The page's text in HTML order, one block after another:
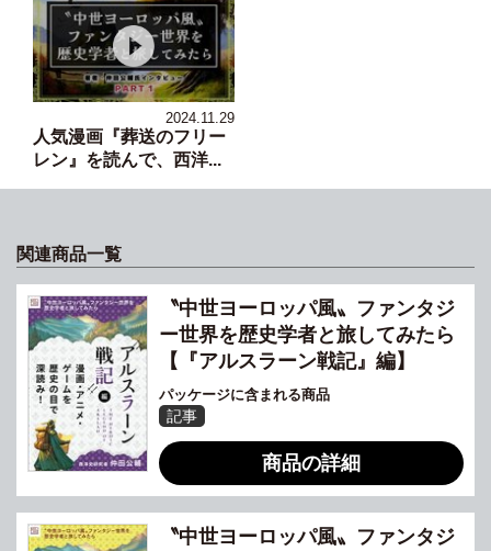
2024.11.29
人気漫画『葬送のフリー
レン』を読んで、西洋...
関連商品一覧
〝中世ヨーロッパ風〟ファンタジ
ー世界を歴史学者と旅してみたら
【『アルスラーン戦記』編】
パッケージに含まれる商品
記事
商品の詳細
〝中世ヨーロッパ風〟ファンタジ